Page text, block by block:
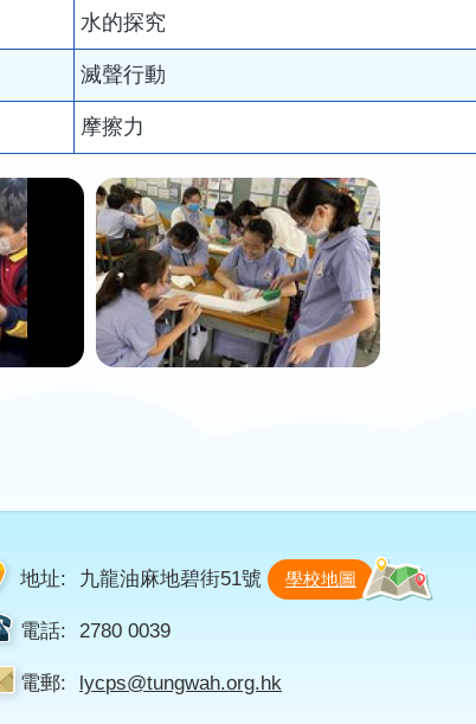
水的探究
滅聲行動
摩擦力
地址: 九龍油麻地碧街51號 學校地圖
電話: 2780 0039
電郵: lycps@tungwah.org.hk